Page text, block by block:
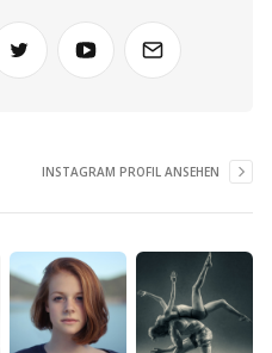
INSTAGRAM PROFIL ANSEHEN